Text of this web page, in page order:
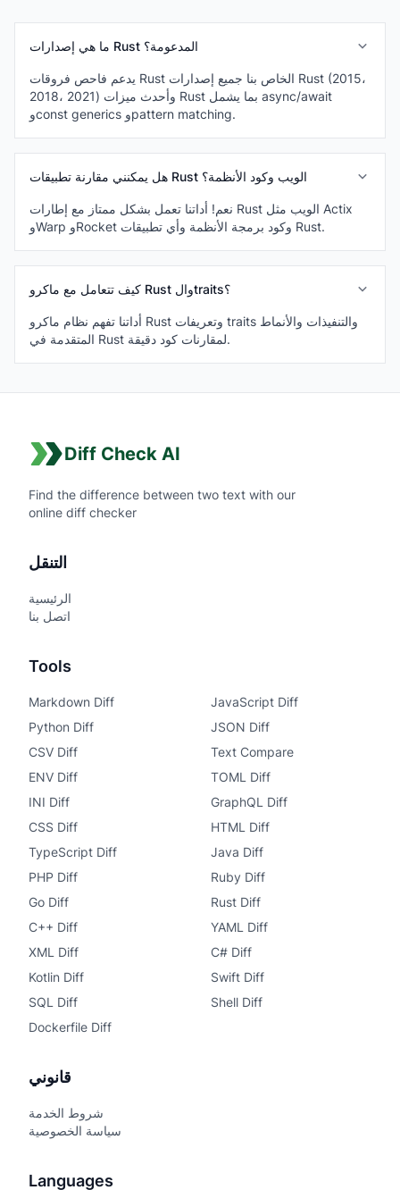
ما هي إصدارات Rust المدعومة؟
يدعم فاحص فروقات Rust الخاص بنا جميع إصدارات Rust (2015،
2018، 2021) وأحدث ميزات Rust بما يشمل async/await
وconst generics وpattern matching.
هل يمكنني مقارنة تطبيقات Rust الويب وكود الأنظمة؟
نعم! أداتنا تعمل بشكل ممتاز مع إطارات Rust الويب مثل Actix
وWarp وRocket وكود برمجة الأنظمة وأي تطبيقات Rust.
كيف تتعامل مع ماكرو Rust والtraits؟
أداتنا تفهم نظام ماكرو Rust وتعريفات traits والتنفيذات والأنماط
المتقدمة في Rust لمقارنات كود دقيقة.
Diff Check AI
Find the difference between two text with our
online diff checker
التنقل
الرئيسية
اتصل بنا
Tools
Markdown Diff
JavaScript Diff
Python Diff
JSON Diff
CSV Diff
Text Compare
ENV Diff
TOML Diff
INI Diff
GraphQL Diff
CSS Diff
HTML Diff
TypeScript Diff
Java Diff
PHP Diff
Ruby Diff
Go Diff
Rust Diff
C++ Diff
YAML Diff
XML Diff
C# Diff
Kotlin Diff
Swift Diff
SQL Diff
Shell Diff
Dockerfile Diff
قانوني
شروط الخدمة
سياسة الخصوصية
Languages